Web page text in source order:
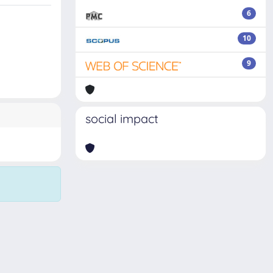
6
10
9
social impact